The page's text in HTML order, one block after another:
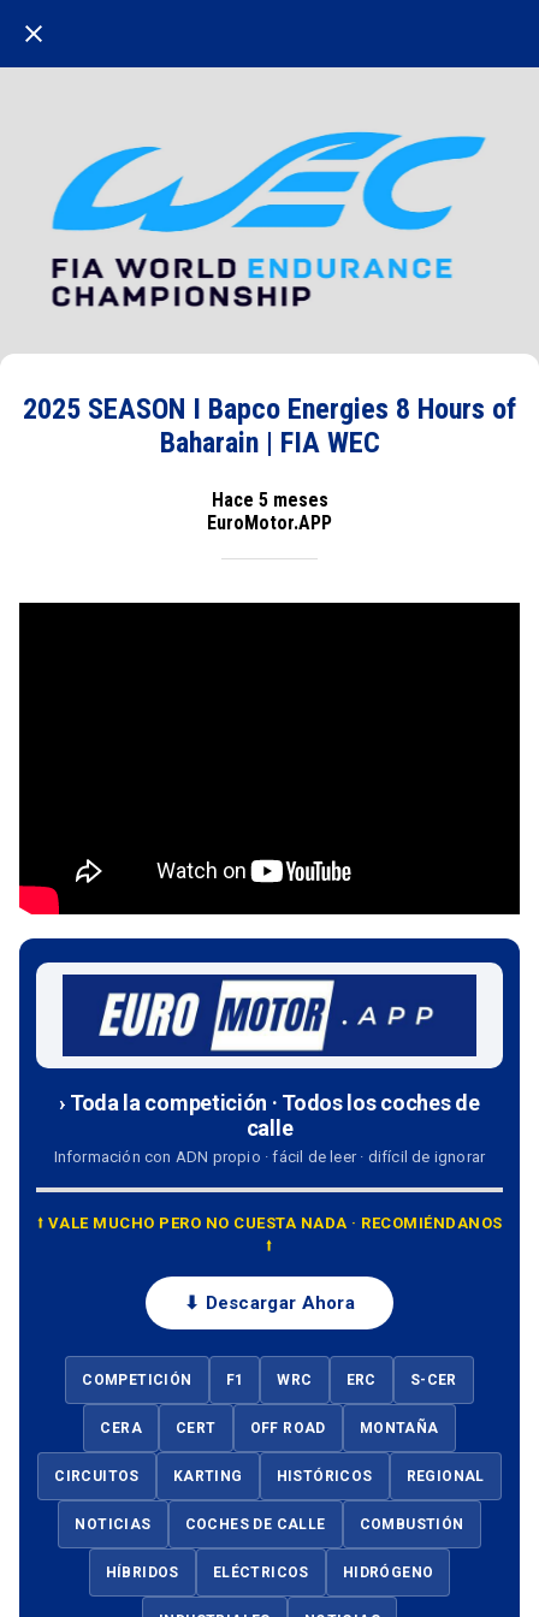
2025 SEASON I Bapco Energies 8 Hours of
Baharain | FIA WEC
Hace 5 meses
EuroMotor.APP
› Toda la competición · Todos los coches de
calle
Información con ADN propio · fácil de leer · difícil de ignorar
⭡ VALE MUCHO PERO NO CUESTA NADA · RECOMIÉNDANOS
⭡
⬇ Descargar Ahora
COMPETICIÓN F1 WRC ERC S-CER
CERA CERT OFF ROAD MONTAÑA
CIRCUITOS KARTING HISTÓRICOS REGIONAL
NOTICIAS COCHES DE CALLE COMBUSTIÓN
HÍBRIDOS ELÉCTRICOS HIDRÓGENO